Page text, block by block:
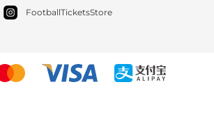
FootballTicketsStore